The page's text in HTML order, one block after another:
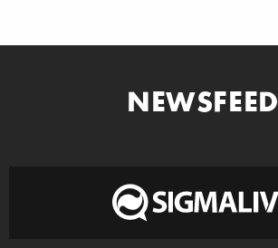
NEWSFEED